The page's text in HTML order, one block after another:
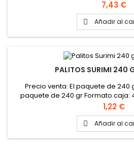
Precio
7,43 €
 Añadir al
PALITOS SURIMI 240
Precio venta: El paquete de 240
paquete de 240 gr Formato caja:
Cada paquete contiene 16 palitos
centimetros y pesa
Precio
1,22 €
 Añadir al